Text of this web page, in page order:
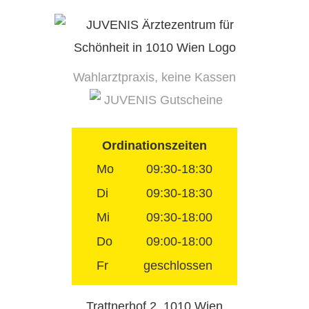
Ordinationszeiten
Mo
09:30-18:30
Di
09:30-18:30
Mi
09:30-18:00
Do
09:00-18:00
Fr
geschlossen
Trattnerhof 2, 1010 Wien
Wahlarztpraxis, keine Kassen
JUVENIS Gutscheine